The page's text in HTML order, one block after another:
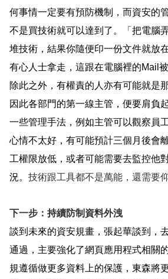
何事情一定要有預防機制，而資安的
不是買技術就可以達到了。「把電腦
堆技術，結果你隨便印一份文件就放
有心人士拿走，這跟在電腦裡的Mail
除此之外，有權責的人亦有可能就是
因此各部門的第一線主管，便要肩負
一些管理手法，例如主管可以觀察員
心情不太好，有可能預計三個月後會
工權限放低，或者可能需要去監控他
況。 技術跟工具都不是萬能，還需要
下一步：持續防制資料外洩
談到未來的資安規畫，張起華談到，
通過，主要強化了網頁應用程式相關
規遵循做更多資料上的保護，東森將